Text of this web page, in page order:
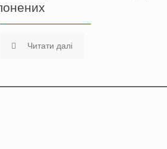
Читати далі